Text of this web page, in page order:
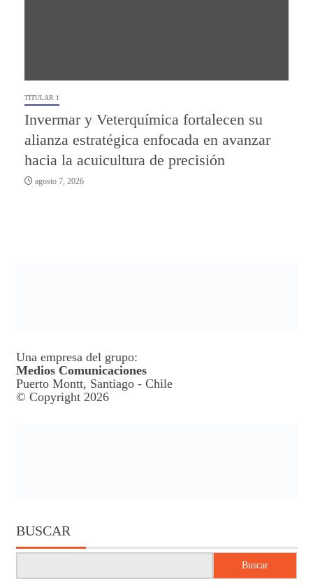
TITULAR 1
Invermar y Veterquímica fortalecen su
alianza estratégica enfocada en avanzar
hacia la acuicultura de precisión
agosto 7, 2026
Una empresa del grupo:
Medios Comunicaciones
Puerto Montt, Santiago - Chile
© Copyright 2026
BUSCAR
Buscar